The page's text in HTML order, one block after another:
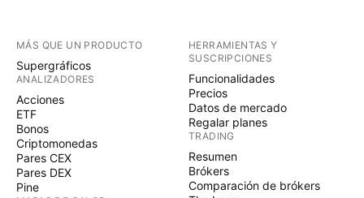
MÁS QUE UN PRODUCTO
Supergráficos
ANALIZADORES
Acciones
ETF
Bonos
Criptomonedas
Pares CEX
Pares DEX
Pine
HERRAMIENTAS Y
SUSCRIPCIONES
Funcionalidades
Precios
Datos de mercado
Regalar planes
TRADING
Resumen
Brókers
Comparación de brókers